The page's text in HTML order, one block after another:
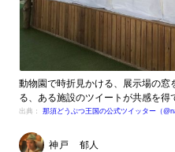
動物園で時折見かける、展示場の窓
る、ある施設のツイートが共感を得
出典： 那須どうぶつ王国の公式ツイッター（
神戸 郁人